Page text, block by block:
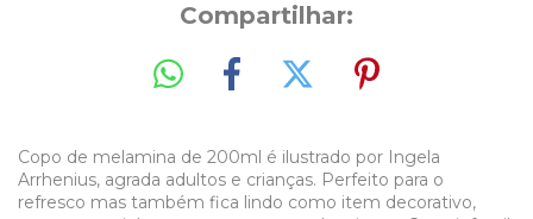
Compartilhar:
Copo de melamina de 200ml é ilustrado por Ingela
Arrhenius, agrada adultos e crianças. Perfeito para o
refresco mas também fica lindo como item decorativo,